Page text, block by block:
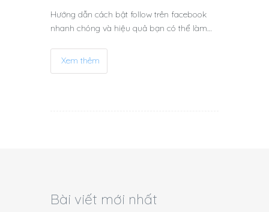
Hướng dẫn cách bật follow trên facebook
nhanh chóng và hiệu quả bạn có thể làm…
Xem thêm
Bài viết mới nhất